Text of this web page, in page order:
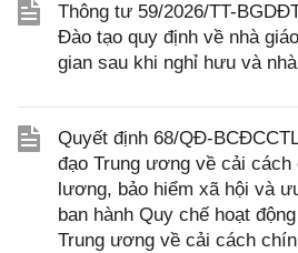
Thông tư 59/2026/TT-
Đào tạo quy định về nhà
gian sau khi nghỉ hưu và
Quyết định 68/QĐ-
đạo Trung ương về cải
lương, bảo hiểm xã hội và
ban hành Quy chế hoạt
Trung ương về cải cách